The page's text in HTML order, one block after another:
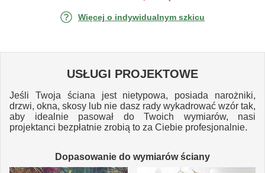
Więcej o indywidualnym szkicu
USŁUGI PROJEKTOWE
Jeśli Twoja ściana jest nietypowa, posiada narożniki,
drzwi, okna, skosy lub nie dasz rady wykadrować wzór tak,
aby idealnie pasował do Twoich wymiarów, nasi
projektanci bezpłatnie zrobią to za Ciebie profesjonalnie.
Dopasowanie do wymiarów ściany